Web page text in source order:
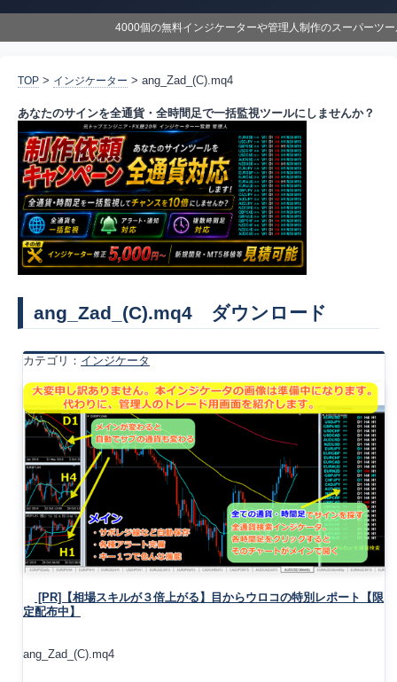
4000個の無料インジケーターや管理人制作のスーパーツ
TOP > インジケーター > ang_Zad_(C).mq4
あなたのサインを全通貨・全時間足で一括監視ツールにしませんか？
ang_Zad_(C).mq4 ダウンロード
カテゴリ： インジケータ
[PR]【相場スキルが３倍上がる】目からウロコの特別レポート【限
定配布中】
ang_Zad_(C).mq4